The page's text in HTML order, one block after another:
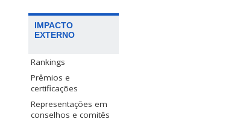
IMPACTO
EXTERNO
Rankings
Prêmios e
certificações
Representações em
conselhos e comitês